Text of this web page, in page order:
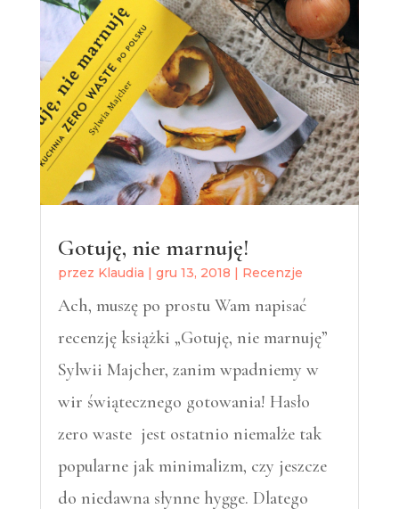
Gotuję, nie marnuję!
przez Klaudia | gru 13, 2018 | Recenzje
Ach, muszę po prostu Wam napisać
recenzję książki „Gotuję, nie marnuję”
Sylwii Majcher, zanim wpadniemy w
wir świątecznego gotowania! Hasło
zero waste jest ostatnio niemalże tak
popularne jak minimalizm, czy jeszcze
do niedawna słynne hygge. Dlatego